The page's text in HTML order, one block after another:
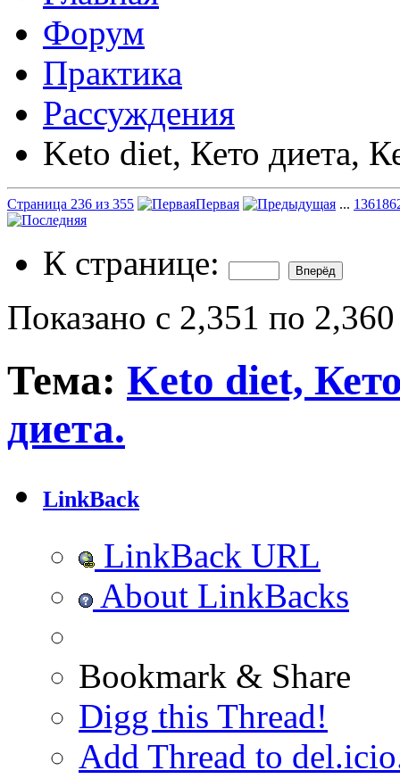
Форум
Практика
Рассуждения
Keto diet, Кето диета,
Страница 236 из 355 Первая ... 136186
К странице:
Показано с 2,351 по
Тема: Keto diet,
диета.
LinkBack
LinkBack URL
About LinkBacks
Bookmark & Share
Digg this Thread!
Add Thread to